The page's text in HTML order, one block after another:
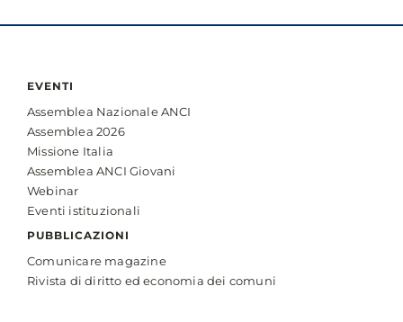
EVENTI
Assemblea Nazionale ANCI
Assemblea 2026
Missione Italia
Assemblea ANCI Giovani
Webinar
Eventi istituzionali
PUBBLICAZIONI
Comunicare magazine
Rivista di diritto ed economia dei comuni